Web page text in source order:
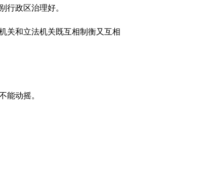
行政区治理好。
关和立法机关既互相制衡又互相
能动摇。